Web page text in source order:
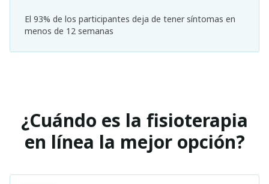
El 93% de los participantes deja de tener síntomas en
menos de 12 semanas
¿Cuándo es la fisioterapia
en línea la mejor opción?